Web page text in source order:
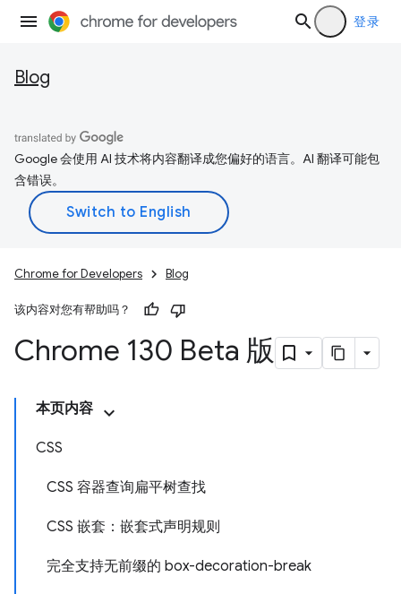
登录
Blog
Google 会使用 AI 技术将内容翻译成您偏好的语言。AI 翻译可能包
含错误。
Chrome for Developers Blog
该内容对您有帮助吗？
Chrome 130 Beta 版
本页内容
CSS
CSS 容器查询扁平树查找
CSS 嵌套：嵌套式声明规则
完全支持无前缀的 box-decoration-break